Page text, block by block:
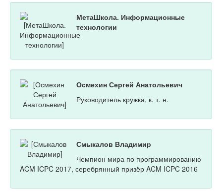
МетаШкола. Информационные
технологии
Осмехин Сергей Анатольевич
Руководитель кружка, к. т. н.
Смыкалов Владимир
Чемпион мира по программированию
ACM ICPC 2017, серебрянный призёр ACM ICPC 2016